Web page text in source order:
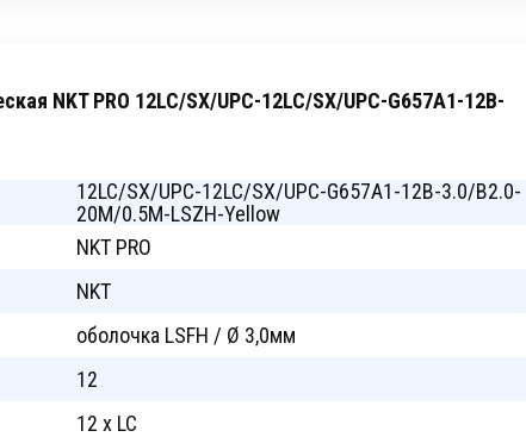
NKT PRO 12LC/SX/UPC-12LC/SX/UPC-G657A1-12B-
12LC/SX/UPC-12LC/SX/UPC-G657A1-12B-3.0/B2.0-
20M/0.5M-LSZH-Yellow
NKT PRO
NKT
оболочка LSFH / Ø 3,0мм
12
12 x LC